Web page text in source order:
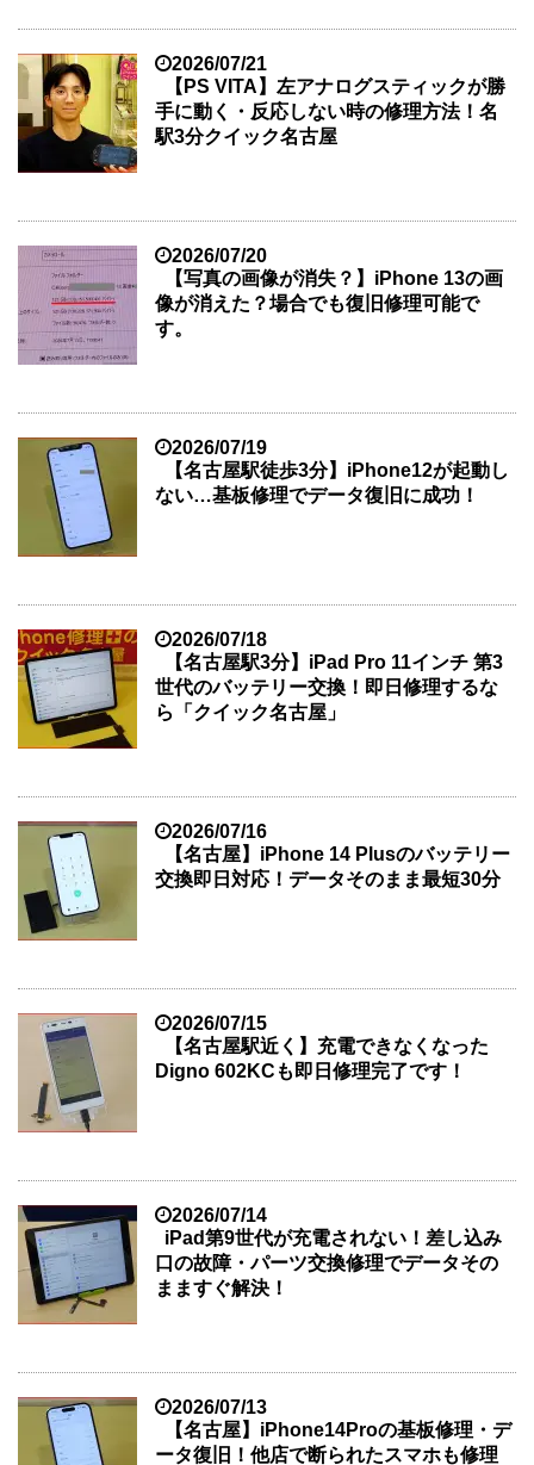
2026/07/21
【PS VITA】左アナログスティックが勝
手に動く・反応しない時の修理方法！名
駅3分クイック名古屋
2026/07/20
【写真の画像が消失？】iPhone 13の画
像が消えた？場合でも復旧修理可能で
す。
2026/07/19
【名古屋駅徒歩3分】iPhone12が起動し
ない…基板修理でデータ復旧に成功！
2026/07/18
【名古屋駅3分】iPad Pro 11インチ 第3
世代のバッテリー交換！即日修理するな
ら「クイック名古屋」
2026/07/16
【名古屋】iPhone 14 Plusのバッテリー
交換即日対応！データそのまま最短30分
2026/07/15
【名古屋駅近く】充電できなくなった
Digno 602KCも即日修理完了です！
2026/07/14
iPad第9世代が充電されない！差し込み
口の故障・パーツ交換修理でデータその
まますぐ解決！
2026/07/13
【名古屋】iPhone14Proの基板修理・デ
ータ復旧！他店で断られたスマホも修理